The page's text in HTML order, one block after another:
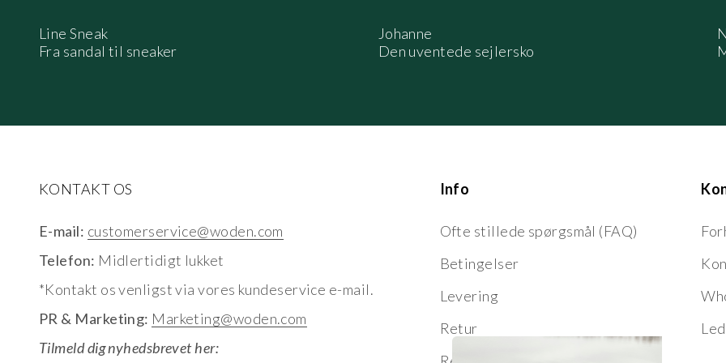
Line Sneak
Fra sandal til sneaker
Johanne
Den uventede sejlersko
KONTAKT OS
E-mail: customerservice@woden.com
Telefon: Midlertidigt lukket
*Kontakt os venligst via vores kundeservice e-mail.
PR & Marketing: Marketing@woden.com
Tilmeld dig nyhedsbrevet her:
Info
Ofte stillede spørgsmål (FAQ)
Betingelser
Levering
Retur